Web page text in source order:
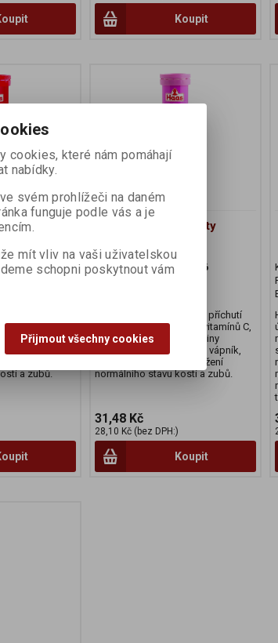
Koupit
D3
vitamínů C,
kyseliny
i vápník,
a zubů.
HAAS Šumivé tablety
Katalogové číslo:
220966
Počet v balení:
Multivitamín s malinovou příchutí
pro děti od 3 let. Kromě vitamínů C,
E, vitamínů řady B a kyseliny
pantothenové obsahuje i vápník,
který je potřebný pro udržení
normálního stavu kostí a zubů.
31,48 Kč
28,10 Kč (bez DPH:)
Koupit
cookies, které nám pomáhají
nabídky.
svém prohlížeči na daném
funguje podle vás a je
mít vliv na vaši uživatelskou
schopni poskytnout vám
Přijmout všechny cookies